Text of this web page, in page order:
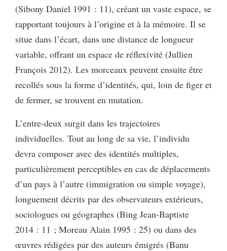
(Sibony Daniel 1991 : 11), créant un vaste espace, se
rapportant toujours à l’origine et à la mémoire. Il se
situe dans l’écart, dans une distance de longueur
variable, offrant un espace de réflexivité (Jullien
François 2012). Les morceaux peuvent ensuite être
recollés sous la forme d’identités, qui, loin de figer et
de fermer, se trouvent en mutation.
L’entre-deux surgit dans les trajectoires
individuelles. Tout au long de sa vie, l’individu
devra composer avec des identités multiples,
particulièrement perceptibles en cas de déplacements
d’un pays à l’autre (immigration ou simple voyage),
longuement décrits par des observateurs extérieurs,
sociologues ou géographes (Bing Jean-Baptiste
2014 : 11 ; Moreau Alain 1995 : 25) ou dans des
œuvres rédigées par des auteurs émigrés (Banu